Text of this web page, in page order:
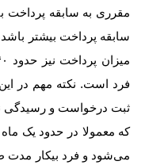
مقرری به سابقه پرداخت
سابقه پرداخت بیشتر
میزان پرداخت نیز حدود
فرد است. نکته مهم در
ثبت درخواست و رسیدگی
که معمولا در حدود یک
می‌شود و فرد بیکار مدت